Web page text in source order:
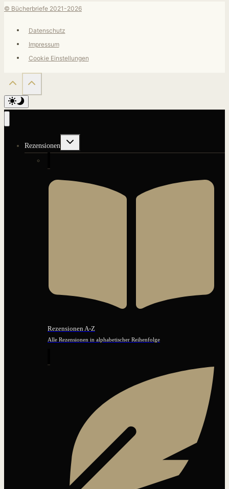
© Bücherbriefe 2021-2026
Datenschutz
Impressum
Cookie Einstellungen
Rezensionen
Untermenü
Rezensionen A-Z
Alle Rezensionen in alphabetischer Reihenfolge